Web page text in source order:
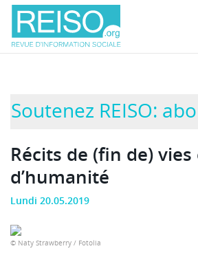
Soutenez REISO:
Récits de (fin de) vies
d’humanité
Lundi 20.05.2019
© Naty Strawberry / Fotolia